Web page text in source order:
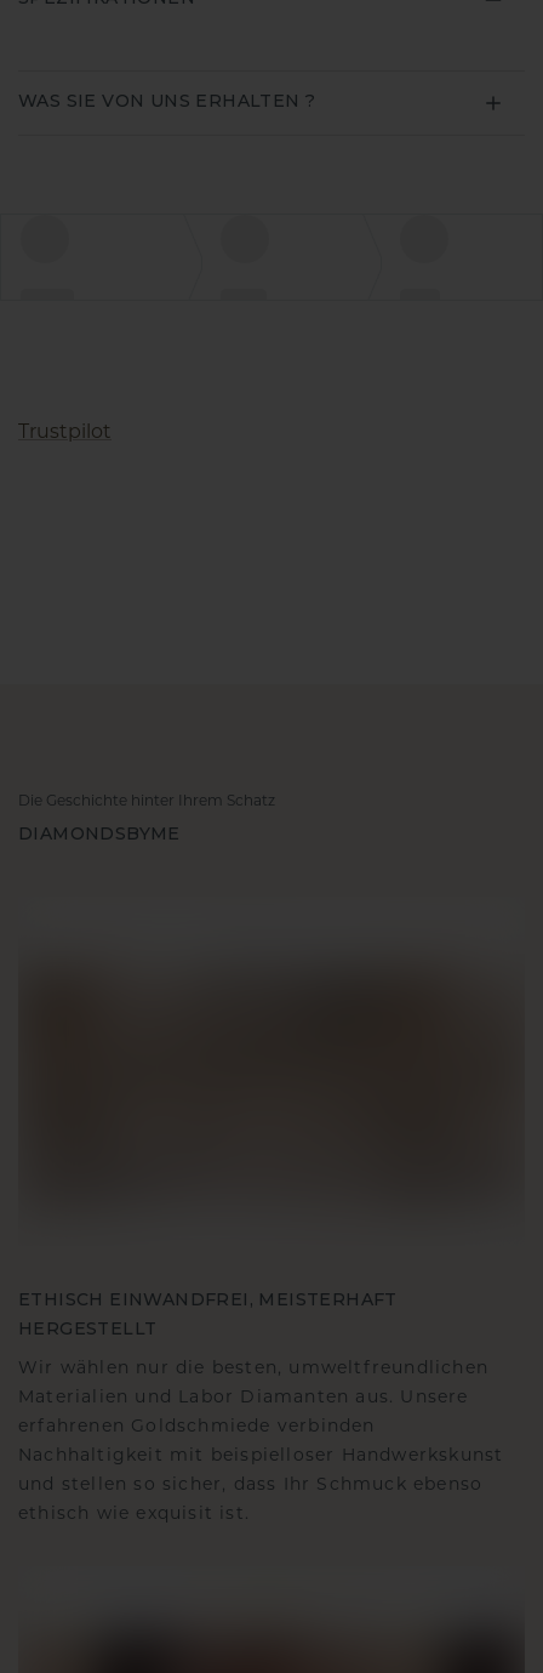
WAS SIE VON UNS ERHALTEN ?
Trustpilot
Die Geschichte hinter Ihrem Schatz
DIAMONDSBYME
ETHISCH EINWANDFREI, MEISTERHAFT
HERGESTELLT
Wir wählen nur die besten, umweltfreundlichen
Materialien und Labor Diamanten aus. Unsere
erfahrenen Goldschmiede verbinden
Nachhaltigkeit mit beispielloser Handwerkskunst
und stellen so sicher, dass Ihr Schmuck ebenso
ethisch wie exquisit ist.